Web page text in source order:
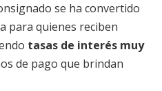
se ha convertido
para quienes reciben
tasas de interés muy
de pago que brindan